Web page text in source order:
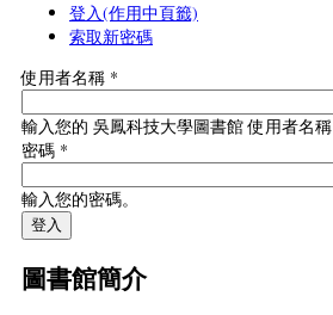
登入(作用中頁籤)
索取新密碼
使用者名稱 *
輸入您的 吳鳳科技大學圖書館 使用者名稱
密碼 *
輸入您的密碼。
圖書館簡介